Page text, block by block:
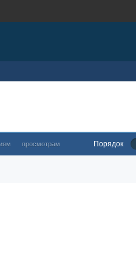
просмотрам Порядок